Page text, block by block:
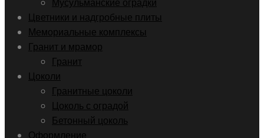
Мусульманские оградки
Цветники и надгробные плиты
Мемориальные комплексы
Гранит и мрамор
Гранит
Цоколи
Гранитные цоколи
Цоколь с оградой
Бетонный цоколь